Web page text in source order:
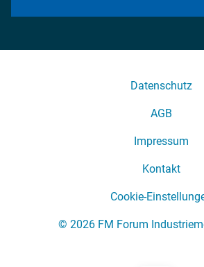
Datenschutz
AGB
Impressum
Kontakt
Cookie-
© 2026 FM Forum